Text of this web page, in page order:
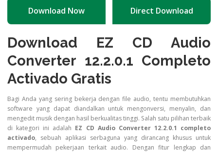
Download Now Direct Download
Download EZ CD Audio
Converter 12.2.0.1 Completo
Activado Gratis
Bagi Anda yang sering bekerja dengan file audio, tentu membutuhkan
software yang dapat diandalkan untuk mengonversi, menyalin, dan
mengedit musik dengan hasil berkualitas tinggi. Salah satu pilihan terbaik
di kategori ini adalah EZ CD Audio Converter 12.2.0.1 completo
activado, sebuah aplikasi serbaguna yang dirancang khusus untuk
mempermudah pekerjaan terkait audio. Dengan fitur lengkap dan